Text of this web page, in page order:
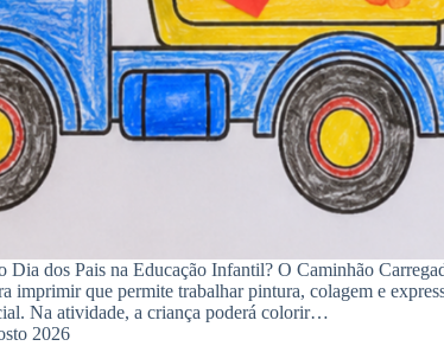
Dia dos Pais na Educação Infantil? O Caminhão
imprimir que permite trabalhar pintura, colagem e
Na atividade, a criança poderá colorir…
2026